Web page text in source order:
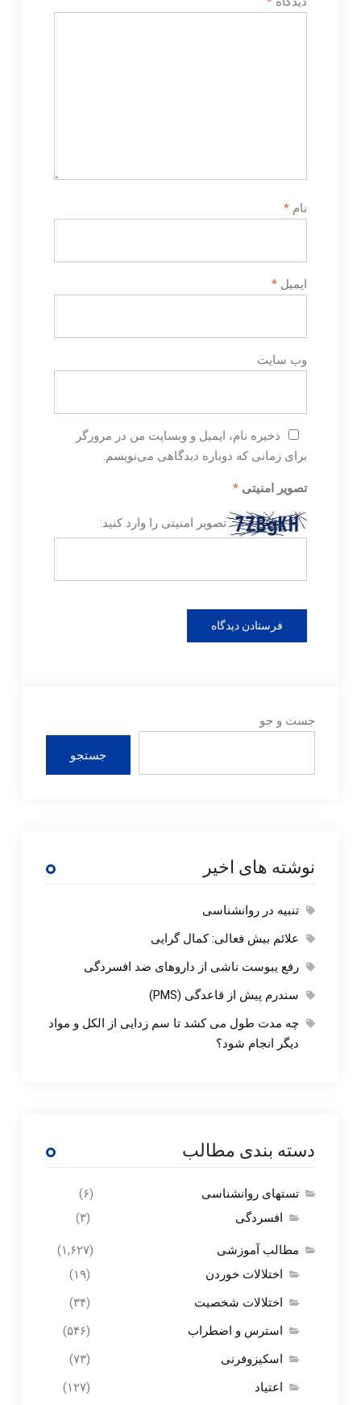
نام *
ایمیل *
وب‌ سایت
ذخیره نام، ایمیل و وبسایت من در مرورگر
برای زمانی که دوباره دیدگاهی می‌نویسم.
تصویر امنیتی *
تصویر امنیتی را وارد کنید:
جست و جو
جستجو
نوشته های اخیر
تنبیه در روانشناسی
علائم بیش فعالی: کمال گرایی
رفع یبوست ناشی از داروهای ضد افسردگی
سندرم پیش از قاعدگی (PMS)
چه مدت طول می کشد تا سم زدایی از الکل و مواد
دیگر انجام شود؟
دسته بندی مطالب
تستهای روانشناسی
(۶)
افسردگی
(۳)
مطالب آموزشی
(۱,۶۲۷)
اختلالات خوردن
(۱۹)
اختلالات شخصیت
(۳۴)
استرس و اضطراب
(۵۴۶)
اسکیزوفرنی
(۷۳)
اعتیاد
(۱۲۷)